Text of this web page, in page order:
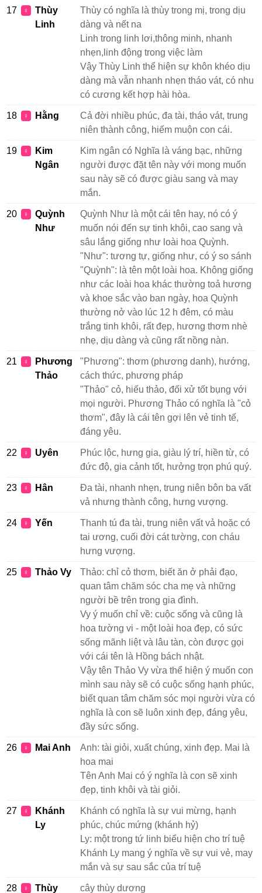
17 ♀
Thùy
Linh
Thùy có nghĩa là thùy trong mị, trong dịu
dàng và nết na
Linh trong linh lơi,thông minh, nhanh
nhẹn,linh động trong việc làm
Vậy Thùy Linh thể hiện sự khôn khéo dịu
dàng mà vẫn nhanh nhẹn tháo vát, có nhu
có cương kết hợp hài hòa.
18 ♀ Hằng
Cả đời nhiều phúc, đa tài, tháo vát, trung
niên thành công, hiếm muộn con cái.
19 ♀
Kim
Ngân
Kim ngân có Nghĩa là váng bạc, những
người được đặt tên này với mong muốn
sau này sẽ có được giàu sang và may
mắn.
20 ♀
Quỳnh
Như
Quỳnh Như là một cái tên hay, nó có ý
muốn nói đến sự tinh khôi, cao sang và
sâu lắng giống như loài hoa Quỳnh.
"Như": tương tự, giống như, có ý so sánh
"Quỳnh": là tên một loài hoa. Không giống
như các loài hoa khác thường toả hương
và khoe sắc vào ban ngày, hoa Quỳnh
thường nở vào lúc 12 h đêm, có màu
trắng tinh khôi, rất đẹp, hương thơm nhè
nhẹ, dịu dàng và cũng rất nồng nàn.
21 ♀
Phương
Thảo
"Phương": thơm (phương danh), hướng,
cách thức, phương pháp
"Thảo" cỏ, hiếu thảo, đối xử tốt bụng với
mọi người. Phương Thảo có nghĩa là "cỏ
thơm", đây là cái tên gợi lên vẻ tinh tế,
đáng yêu.
22 ♀ Uyên
Phúc lộc, hưng gia, giàu lý trí, hiền từ, có
đức độ, gia cảnh tốt, hưởng trọn phú quý.
23 ♀ Hân
Đa tài, nhanh nhẹn, trung niên bôn ba vất
vả nhưng thành công, hưng vượng.
24 ♀ Yến
Thanh tú đa tài, trung niên vất vả hoặc có
tai ương, cuối đời cát tường, con cháu
hưng vượng.
25 ♀ Thảo Vy
Thảo: chỉ cỏ thơm, biết ăn ở phải đạo,
quan tâm chăm sóc cha mẹ và những
người bề trên trong gia đình.
Vy ý muốn chỉ về: cuộc sống và cũng là
hoa tường vi - một loài hoa đẹp, có sức
sống mãnh liệt và lâu tàn, còn được gọi
với cái tên là Hồng bách nhật.
Vậy tên Thảo Vy vừa thể hiện ý muốn con
mình sau này sẽ có cuộc sống hạnh phúc,
biết quan tâm chăm sóc mọi người vừa có
nghĩa là con sẽ luôn xinh đẹp, đáng yêu,
đầy sức sống.
26 ♀ Mai Anh
Anh: tài giỏi, xuất chúng, xinh đẹp. Mai là
hoa mai
Tên Anh Mai có ý nghĩa là con sẽ xinh
đẹp, tinh khôi và tài giỏi.
27 ♀
Khánh
Ly
Khánh có nghĩa là sự vui mừng, hạnh
phúc, chúc mứng (khánh hỷ)
Ly: một trong tứ linh biểu hiện cho trí tuệ
Khánh Ly mang ý nghĩa về sự vui vẻ, may
mắn và sự sau sắc của trí tuệ
28 ♀
Thùy
cây thùy dương